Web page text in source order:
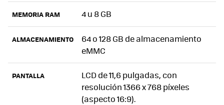
MEMORIA RAM 4 u 8 GB
ALMACENAMIENTO
64 o 128 GB de almacenamiento
eMMC
PANTALLA
LCD de 11,6 pulgadas, con
resolución 1366 x 768 píxeles
(aspecto 16:9).